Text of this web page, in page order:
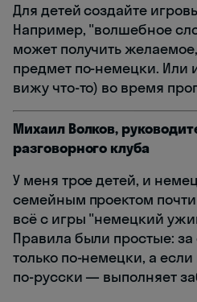
Для детей создайте
Например, "волшебное
может получить
предмет по-немецки. Или
вижу что-то) во время
Михаил Волков,
разговорного клуба
У меня трое детей, и
семейным проектом
всё с игры "немецкий
Правила были простые:
только по-немецки, а если
по-русски — выполняет